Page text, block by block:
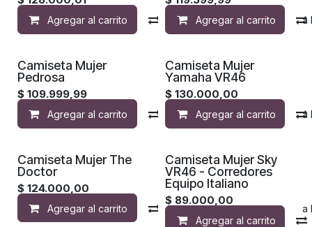
Agregar al carrito Compara Agregar a la
Agregar al carrito
Camiseta Mujer
Pedrosa
$ 109.999,99
Agregar al carrito Compara Agregar a la
Camiseta Mujer
Yamaha VR46
$130.000,00
Agregar al carrito
Camiseta Mujer The
Doctor
$ 124.000,00
Agregar al carrito Compara Agregar a la
Camiseta Mujer Sky
VR46 - Corredores
Equipo Italiano
$ 89.000,00
Agregar al carrito